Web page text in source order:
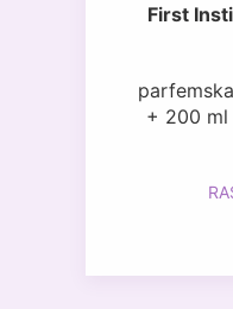
First
+ 200